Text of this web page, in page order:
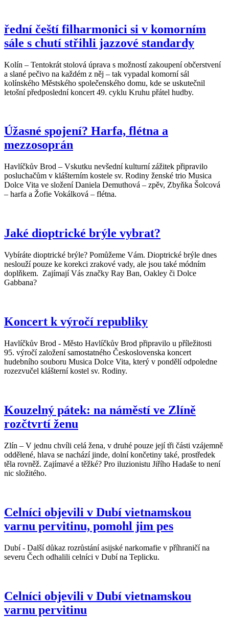
řední čeští filharmonici si v komorním
sále s chutí střihli jazzové standardy
Kolín – Tentokrát stolová úprava s možností zakoupení občerstvení
a slané pečivo na každém z něj – tak vypadal komorní sál
kolínského Městského společenského domu, kde se uskutečnil
letošní předposlední koncert 49. cyklu Kruhu přátel hudby.
Úžasné spojení? Harfa, flétna a
mezzosoprán
Havlíčkův Brod – Vskutku nevšední kulturní zážitek připravilo
posluchačům v klášterním kostele sv. Rodiny ženské trio Musica
Dolce Vita ve složení Daniela Demuthová – zpěv, Zbyňka Šolcová
– harfa a Žofie Vokálková – flétna.
Jaké dioptrické brýle vybrat?
Vybíráte dioptrické brýle? Pomůžeme Vám. Dioptrické brýle dnes
neslouží pouze ke korekci zrakové vady, ale jsou také módním
doplňkem. Zajímají Vás značky Ray Ban, Oakley či Dolce
Gabbana?
Koncert k výročí republiky
Havlíčkův Brod - Město Havlíčkův Brod připravilo u příležitosti
95. výročí založení samostatného Československa koncert
hudebního souboru Musica Dolce Vita, který v pondělí odpoledne
rozezvučel klášterní kostel sv. Rodiny.
Kouzelný pátek: na náměstí ve Zlíně
rozčtvrtí ženu
Zlín – V jednu chvíli celá žena, v druhé pouze její tři části vzájemně
oddělené, hlava se nachází jinde, dolní končetiny také, prostředek
těla rovněž. Zajímavé a těžké? Pro iluzionistu Jiřího Hadaše to není
nic složitého.
Celníci objevili v Dubí vietnamskou
varnu pervitinu, pomohl jim pes
Dubí - Další důkaz rozrůstání asijské narkomafie v příhraničí na
severu Čech odhalili celníci v Dubí na Teplicku.
Celníci objevili v Dubí vietnamskou
varnu pervitinu